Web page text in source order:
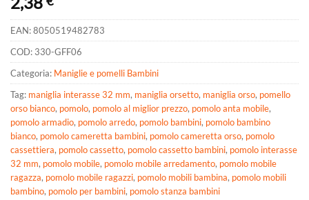
EAN:8050519482783
COD: 330-GFF06
Categoria: Maniglie e pomelli Bambini
Tag: maniglia interasse 32 mm, maniglia orsetto, maniglia orso, pomello
orso bianco, pomolo, pomolo al miglior prezzo, pomolo anta mobile,
pomolo armadio, pomolo arredo, pomolo bambini, pomolo bambino
bianco, pomolo cameretta bambini, pomolo cameretta orso, pomolo
cassettiera, pomolo cassetto, pomolo cassetto bambini, pomolo interasse
32 mm, pomolo mobile, pomolo mobile arredamento, pomolo mobile
ragazza, pomolo mobile ragazzi, pomolo mobili bambina, pomolo mobili
bambino, pomolo per bambini, pomolo stanza bambini